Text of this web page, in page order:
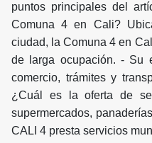
puntos principales del
Comuna 4 en Cali?
ciudad, la Comuna 4 en
de larga ocupación. - Su
comercio, trámites y
¿Cuál es la oferta de
supermercados,
CALI 4 presta servicios